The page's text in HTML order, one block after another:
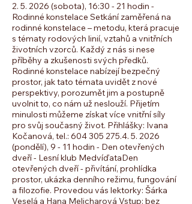
2. 5. 2026 (sobota), 16:30 - 21 hodin -
Rodinné konstelace Setkání zaměřená na
rodinné konstelace – metodu, která pracuje
s tématy rodových linií, vztahů a vnitřních
životních vzorců. Každý z nás si nese
příběhy a zkušenosti svých předků.
Rodinné konstelace nabízejí bezpečný
prostor, jak tato témata uvidět z nové
perspektivy, porozumět jim a postupně
uvolnit to, co nám už neslouží. Přijetím
minulosti můžeme získat více vnitřní síly
pro svůj současný život. Přihlášky: Ivana
Kočanová, tel.: 604 305 275. ​​ 4. 5. 2026
(pondělí), 9 - 11 hodin - Den otevřených
dveří - Lesní klub Medvíďata ​Den
otevřených dveří - přivítání, prohlídka
prostor, ukázka denního režimu, fungování
a filozofie. Provedou vás lektorky: Šárka
Veselá a Hana Melicharová Vstup: bez